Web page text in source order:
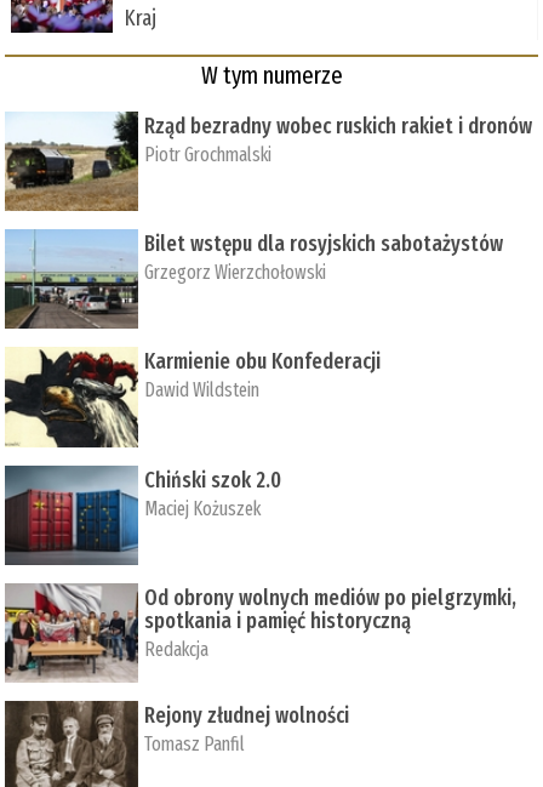
Kraj
W tym numerze
Rząd bezradny wobec ruskich rakiet i dronów
Piotr Grochmalski
Bilet wstępu dla rosyjskich sabotażystów
Grzegorz Wierzchołowski
Karmienie obu Konfederacji
Dawid Wildstein
Chiński szok 2.0
Maciej Kożuszek
Od obrony wolnych mediów po pielgrzymki,
spotkania i pamięć historyczną
Redakcja
Rejony złudnej wolności
Tomasz Panfil